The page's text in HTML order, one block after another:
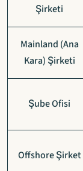
Şirketi
Mainland (Ana
Kara) Şirketi
Şube Ofisi
Offshore Şirket